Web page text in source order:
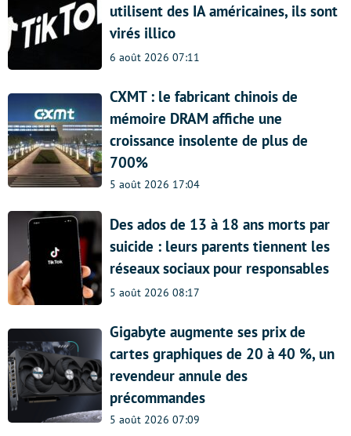
utilisent des IA américaines, ils sont
virés illico
6 août 2026 07:11
CXMT : le fabricant chinois de
mémoire DRAM affiche une
croissance insolente de plus de
700%
5 août 2026 17:04
Des ados de 13 à 18 ans morts par
suicide : leurs parents tiennent les
réseaux sociaux pour responsables
5 août 2026 08:17
Gigabyte augmente ses prix de
cartes graphiques de 20 à 40 %, un
revendeur annule des
précommandes
5 août 2026 07:09